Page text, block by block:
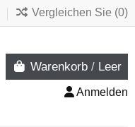
Vergleichen Sie (0)
Warenkorb / Leer
Anmelden